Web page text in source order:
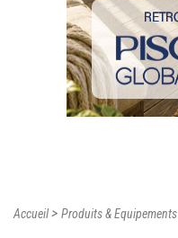
Accueil> Produits & Equipements